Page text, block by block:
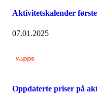
Aktivitetskalender
07.01.2025
Oppdaterte priser på